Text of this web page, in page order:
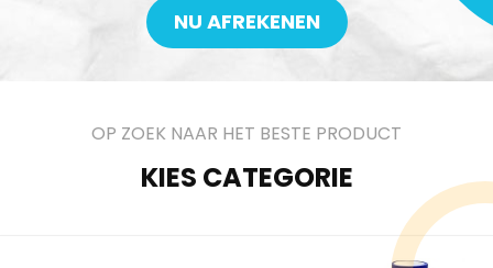
NU AFREKENEN
OP ZOEK NAAR HET BESTE PRODUCT
KIES CATEGORIE